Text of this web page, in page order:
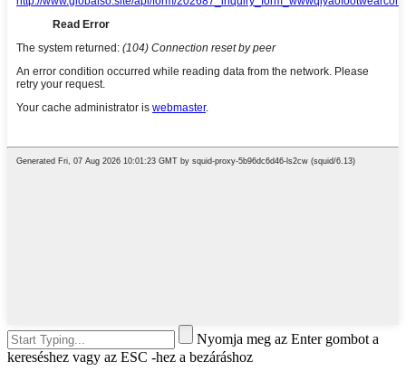
Nyomja meg az Enter gombot a
kereséshez vagy az ESC -hez a bezáráshoz